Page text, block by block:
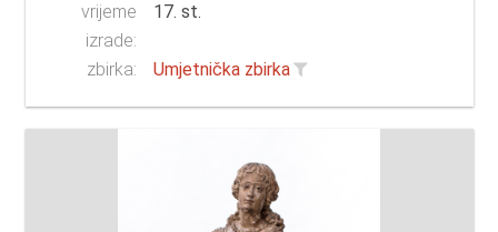
vrijeme
izrade:
17. st.
zbirka: Umjetnička zbirka